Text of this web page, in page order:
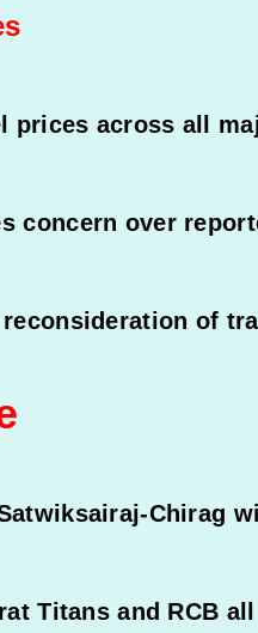
prices across all
concern over
of
Chirag
Titans and RCB